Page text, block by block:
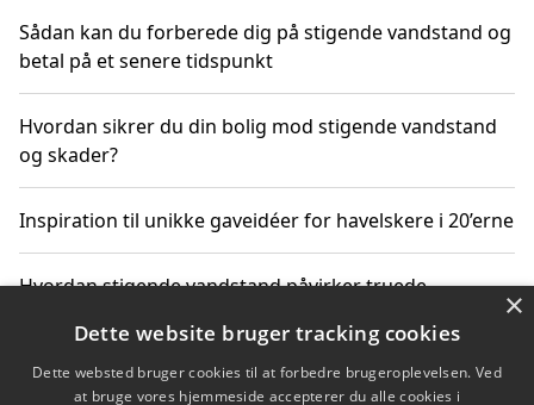
Sådan kan du forberede dig på stigende vandstand og
betal på et senere tidspunkt
Hvordan sikrer du din bolig mod stigende vandstand
og skader?
Inspiration til unikke gaveidéer for havelskere i 20’erne
Hvordan stigende vandstand påvirker truede
Sådan vælger du de bedste vandrerygsække til
×
Dette website bruger tracking cookies
Dette websted bruger cookies til at forbedre brugeroplevelsen. Ved
at bruge vores hjemmeside accepterer du alle cookies i